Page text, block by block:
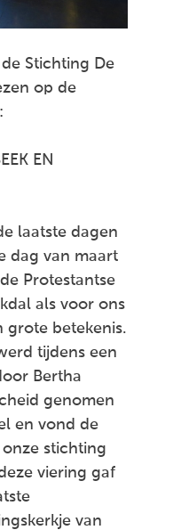
Stichting De
op de
EN
laatste dagen
dag van maart
Protestantse
als voor ons
grote betekenis.
tijdens een
Bertha
genomen
en vond de
stichting
viering gaf
van